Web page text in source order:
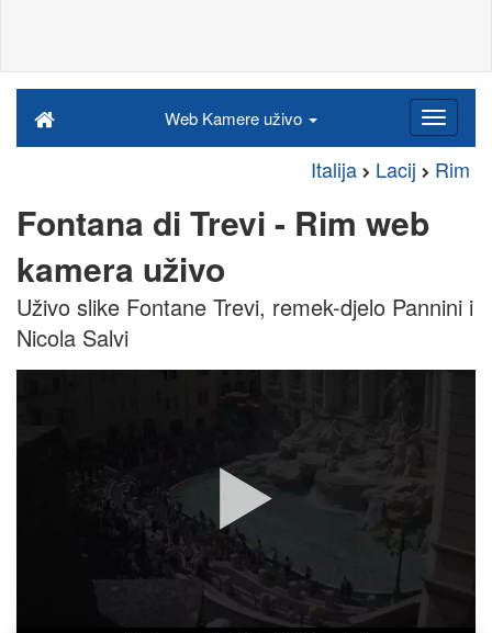
Web Kamere uživo
Italija Lacij Rim
Fontana di Trevi - Rim web
kamera uživo
Uživo slike Fontane Trevi, remek-djelo Pannini i
Nicola Salvi